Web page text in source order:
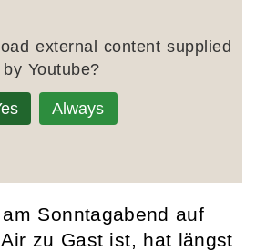
external content supplied
by Youtube?
Always
Sonntagabend auf
zu Gast ist, hat längst